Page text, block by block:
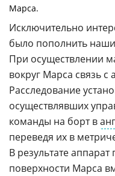
Марса.
Исключительно
было пополнить
При осуществлении
вокруг Марса связь
Расследование
осуществлявших
команды на борт в
переведя их в
В результате
поверхности Марса